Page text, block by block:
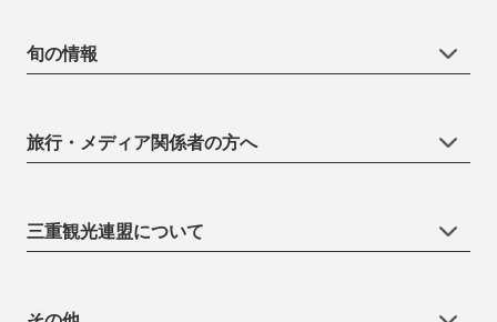
旬の情報
旅行・メディア関係者の方へ
三重観光連盟について